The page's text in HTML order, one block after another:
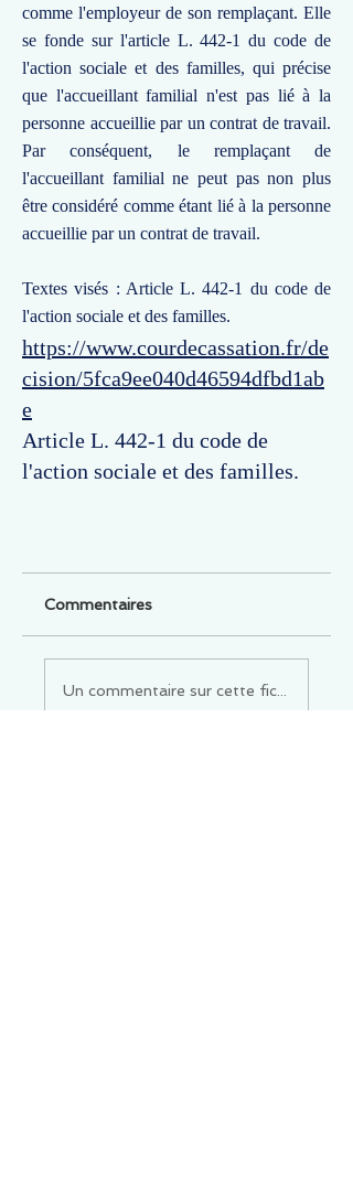
comme l'employeur de son remplaçant. Elle
se fonde sur l'article L. 442-1 du code de
l'action sociale et des familles, qui précise
que l'accueillant familial n'est pas lié à la
personne accueillie par un contrat de travail.
Par conséquent, le remplaçant de
l'accueillant familial ne peut pas non plus
être considéré comme étant lié à la personne
accueillie par un contrat de travail.
Textes visés : Article L. 442-1 du code de
l'action sociale et des familles.
https://www.courdecassation.fr/de
cision/5fca9ee040d46594dfbd1ab
e
Article L. 442-1 du code de
l'action sociale et des familles.
Commentaires
Un commentaire sur cette fiche ou cet